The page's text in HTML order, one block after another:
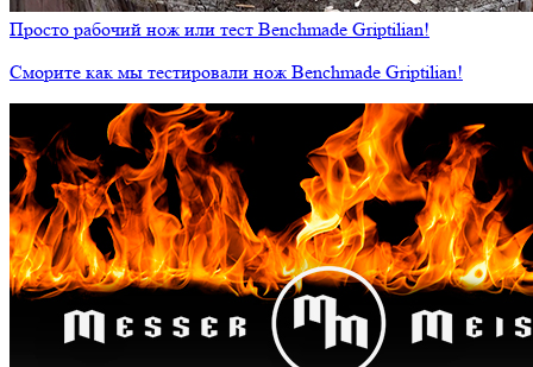
Просто рабочий нож или тест Benchmade Griptilian!
Сморите как мы тестировали нож Benchmade Griptilian!